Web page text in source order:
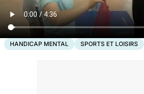
HANDICAP MENTAL SPORTS ET LOISIRS